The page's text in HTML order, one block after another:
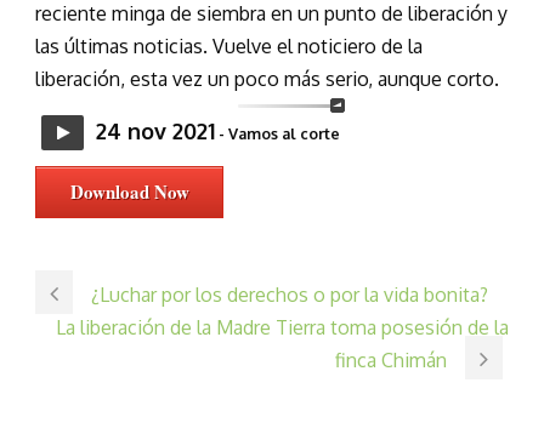
reciente minga de siembra en un punto de liberación y
las últimas noticias. Vuelve el noticiero de la
liberación, esta vez un poco más serio, aunque corto.
24 nov 2021 - Vamos al corte
Download Now
¿Luchar por los derechos o por la vida bonita?
La liberación de la Madre Tierra toma posesión de la
finca Chimán